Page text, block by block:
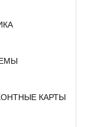
КАРТЫ